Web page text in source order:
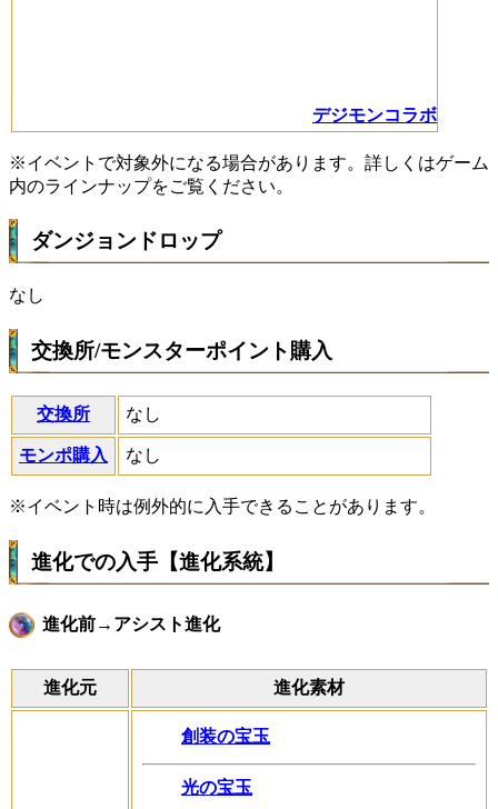
デジモンコラボ
※イベントで対象外になる場合があります。詳しくはゲーム
内のラインナップをご覧ください。
ダンジョンドロップ
なし
交換所/モンスターポイント購入
交換所 なし
モンポ購入 なし
※イベント時は例外的に入手できることがあります。
進化での入手【進化系統】
進化前→アシスト進化
進化元 進化素材
創装の宝玉
光の宝玉